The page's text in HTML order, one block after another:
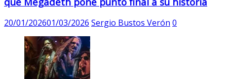
20/01/202601/03/2026 Sergio Bustos Verón 0